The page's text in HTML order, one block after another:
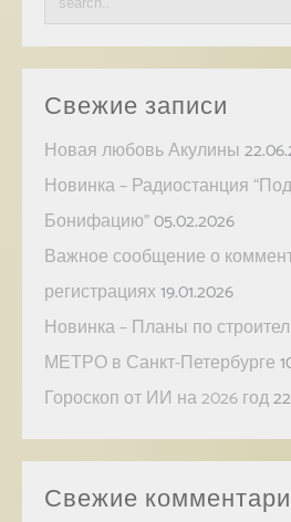
Свежие записи
Новая любовь Акулины
Новинка – Радиостанция
Бонифацию”05.02.2026
Важное сообщение о
регистрациях19.01.2026
Новинка – Планы по
МЕТРО в Санкт-Петербурге
Гороскоп от ИИ на 2026 год
Свежие